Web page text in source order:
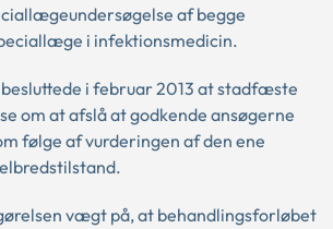
af begge
i infektionsmedicin.
i februar 2013 at stadfæste
om at afslå at godkende ansøgerne
følge af vurderingen af den ene
vægt på, at behandlingsforløbet